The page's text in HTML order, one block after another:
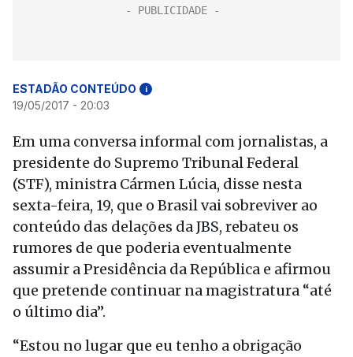
ESTADÃO CONTEÚDO i
19/05/2017 - 20:03
Em uma conversa informal com jornalistas, a
presidente do Supremo Tribunal Federal
(STF), ministra Cármen Lúcia, disse nesta
sexta-feira, 19, que o Brasil vai sobreviver ao
conteúdo das delações da JBS, rebateu os
rumores de que poderia eventualmente
assumir a Presidência da República e afirmou
que pretende continuar na magistratura “até
o último dia”.
“Estou no lugar que eu tenho a obrigação